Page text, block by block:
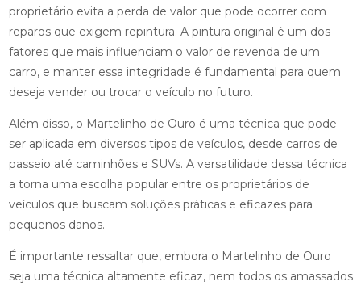
proprietário evita a perda de valor que pode ocorrer com
reparos que exigem repintura. A pintura original é um dos
fatores que mais influenciam o valor de revenda de um
carro, e manter essa integridade é fundamental para quem
deseja vender ou trocar o veículo no futuro.
Além disso, o Martelinho de Ouro é uma técnica que pode
ser aplicada em diversos tipos de veículos, desde carros de
passeio até caminhões e SUVs. A versatilidade dessa técnica
a torna uma escolha popular entre os proprietários de
veículos que buscam soluções práticas e eficazes para
pequenos danos.
É importante ressaltar que, embora o Martelinho de Ouro
seja uma técnica altamente eficaz, nem todos os amassados